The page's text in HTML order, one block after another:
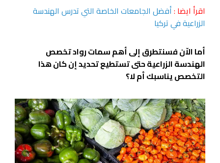
اقرأ ايضا :أفضل الجامعات الخاصة التي تدرس الهندسة
الزراعية في تركيا
أما الاّن فسنتطرق إلى أهم سمات رواد تخصص
الهندسة الزراعية حتى تستطيع تحديد إن كان هذا
التخصص يناسبك أم لا؟